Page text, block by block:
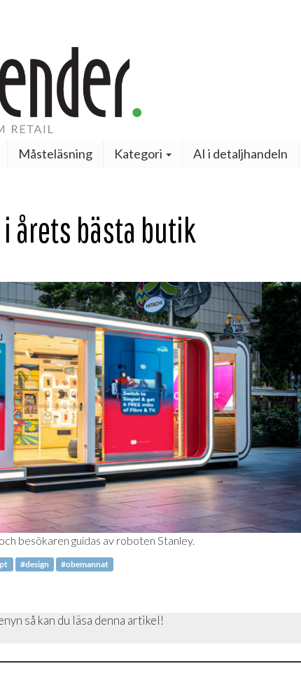
Måsteläsning Kategori AI i detaljhandeln
årets bästa butik
besökaren guidas av roboten Stanley.
#design #obemannat
så kan du läsa denna artikel!